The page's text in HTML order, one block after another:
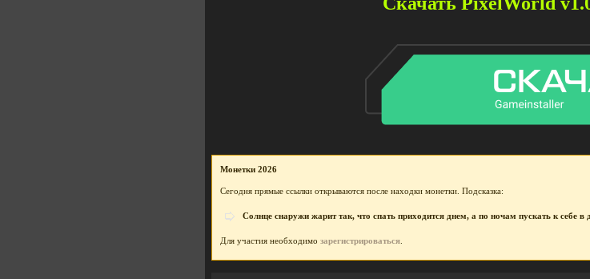
Монетки 2026
Сегодня прямые ссылки открываются после находки монетки. Подсказка:
Солнце снаружи жарит так, что спать приходится днем, а по ночам пускать к себе
Для участия необходимо зарегистрироваться